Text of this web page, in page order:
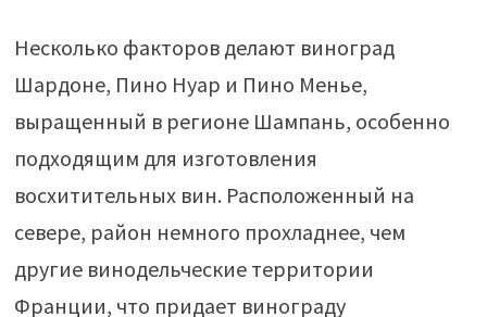
Несколько факторов делают виноград
Шардоне, Пино Нуар и Пино Менье,
выращенный в регионе Шампань, особенно
подходящим для изготовления
восхитительных вин. Расположенный на
севере, район немного прохладнее, чем
другие винодельческие территории
Франции, что придает винограду